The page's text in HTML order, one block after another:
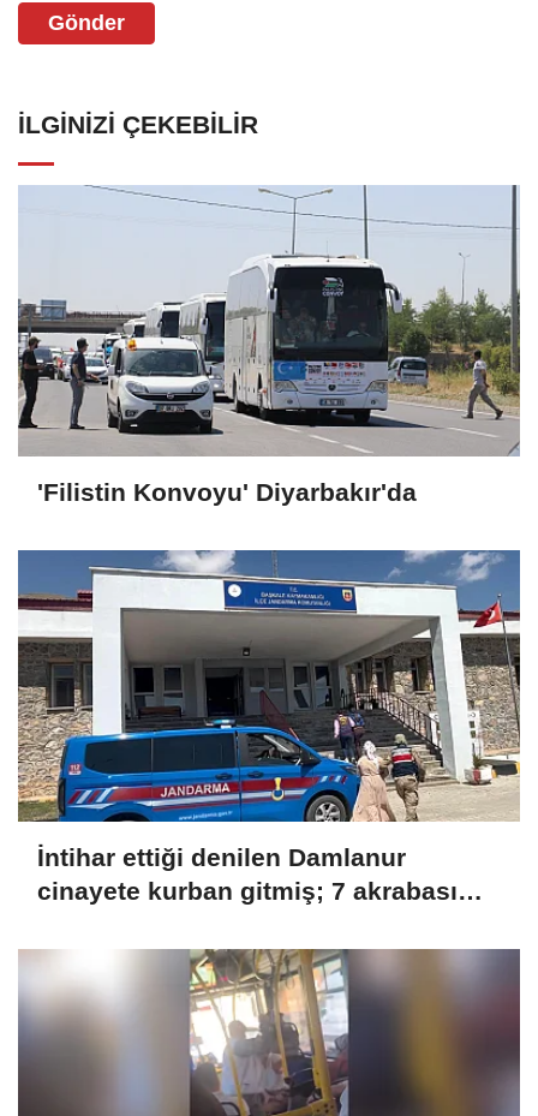
Gönder
İLGINIZI ÇEKEBILIR
'Filistin Konvoyu' Diyarbakır'da
İntihar ettiği denilen Damlanur
cinayete kurban gitmiş; 7 akrabası